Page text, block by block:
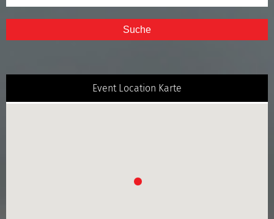
Suche
Event Location Karte